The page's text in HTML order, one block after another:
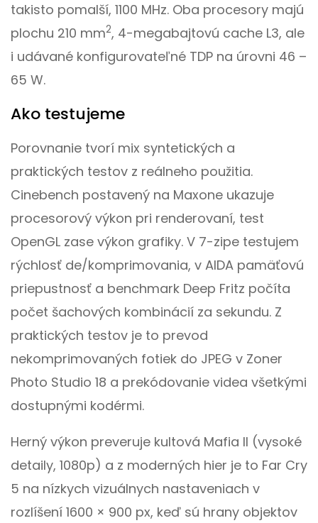
takisto pomalší, 1100 MHz. Oba procesory majú
plochu 210 mm2, 4-megabajtovú cache L3, ale
i udávané konfigurovateľné TDP na úrovni 46 –
65 W.
Ako testujeme
Porovnanie tvorí mix syntetických a
praktických testov z reálneho použitia.
Cinebench postavený na Maxone ukazuje
procesorový výkon pri renderovaní, test
OpenGL zase výkon grafiky. V 7-zipe testujem
rýchlosť de/komprimovania, v AIDA pamäťovú
priepustnosť a benchmark Deep Fritz počíta
počet šachových kombinácií za sekundu. Z
praktických testov je to prevod
nekomprimovaných fotiek do JPEG v Zoner
Photo Studio 18 a prekódovanie videa všetkými
dostupnými kodérmi.
Herný výkon preveruje kultová Mafia II (vysoké
detaily, 1080p) a z moderných hier je to Far Cry
5 na nízkych vizuálnych nastaveniach v
rozlíšení 1600 × 900 px, keď sú hrany objektov